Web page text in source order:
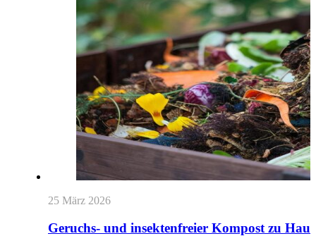
25 März 2026
Geruchs- und insektenfreier Kompost zu